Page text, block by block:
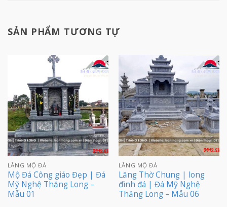
SẢN PHẨM TƯƠNG TỰ
LĂNG MỘ ĐÁ
Mộ Đá Công giáo Đẹp | Đá
Mỹ Nghệ Thăng Long –
Mẫu 01
LĂNG MỘ ĐÁ
Lăng Thờ Chung | long
đình đá | Đá Mỹ Nghệ
Thăng Long – Mẫu 06